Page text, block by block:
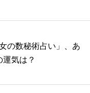
の数秘術占い」、あ
運気は？